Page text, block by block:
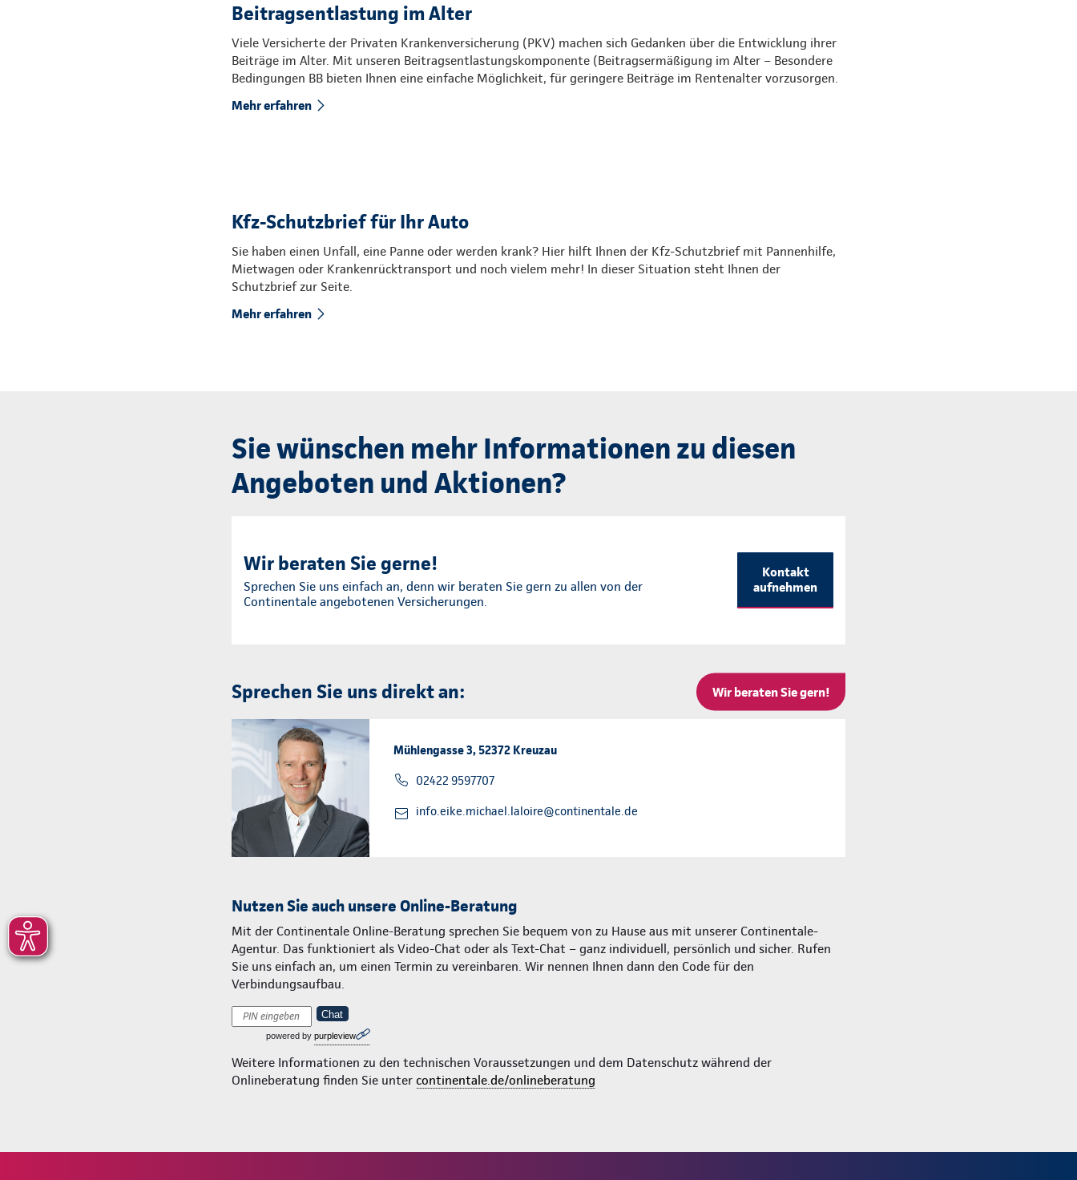
Beitragsentlastung im Alter
Viele Versicherte der Privaten Krankenversicherung (PKV) machen sich Gedanken über die Entwicklung ihrer
Beiträge im Alter. Mit unseren Beitragsentlastungskomponente (Beitragsermäßigung im Alter – Besondere
Bedingungen BB bieten Ihnen eine einfache Möglichkeit, für geringere Beiträge im Rentenalter vorzusorgen.
Mehr erfahren
Kfz-Schutzbrief für Ihr Auto
Sie haben einen Unfall, eine Panne oder werden krank? Hier hilft Ihnen der Kfz-Schutzbrief mit Pannenhilfe,
Mietwagen oder Krankenrücktransport und noch vielem mehr! In dieser Situation steht Ihnen der
Schutzbrief zur Seite.
Mehr erfahren
Sie wünschen mehr Informationen zu diesen
Angeboten und Aktionen?
Wir beraten Sie gerne!
Sprechen Sie uns einfach an, denn wir beraten Sie gern zu allen von der
Continentale angebotenen Versicherungen.
Kontakt
aufnehmen
Sprechen Sie uns direkt an: Wir beraten Sie gern!
Mühlengasse 3, 52372 Kreuzau
02422 9597707
info.eike.michael.laloire@continentale.de
Nutzen Sie auch unsere Online-Beratung
Mit der Continentale Online-Beratung sprechen Sie bequem von zu Hause aus mit unserer Continentale-
Agentur. Das funktioniert als Video-Chat oder als Text-Chat – ganz individuell, persönlich und sicher. Rufen
Sie uns einfach an, um einen Termin zu vereinbaren. Wir nennen Ihnen dann den Code für den
Verbindungsaufbau.
Chat
powered by purpleview
Weitere Informationen zu den technischen Voraussetzungen und dem Datenschutz während der
Onlineberatung finden Sie unter continentale.de/onlineberatung